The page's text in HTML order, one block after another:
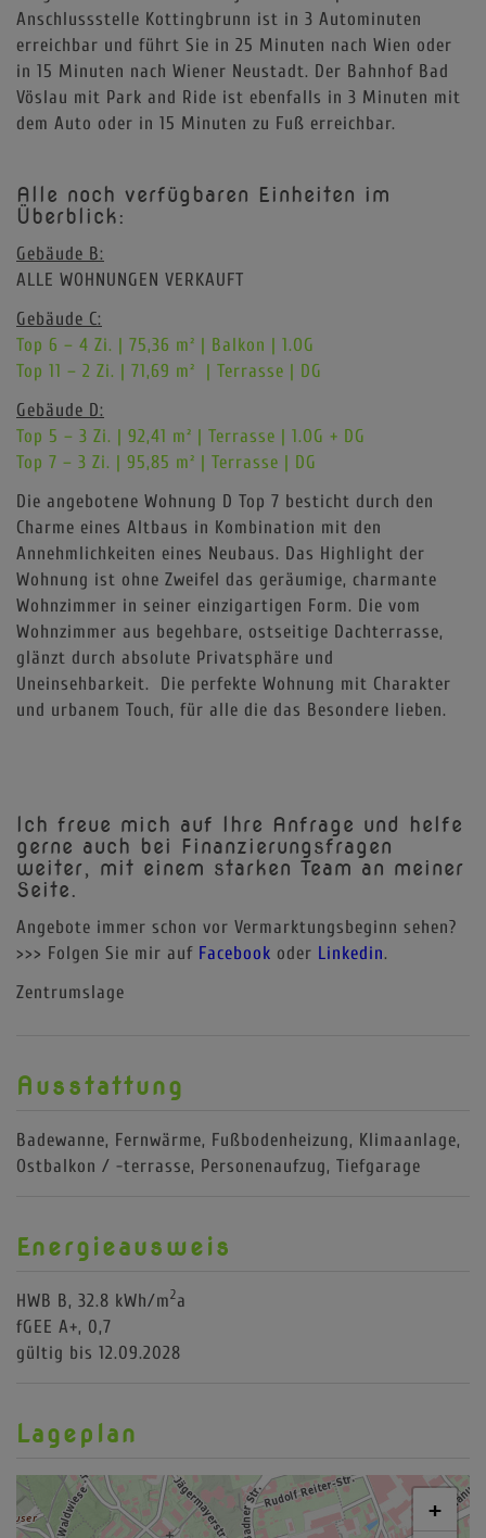
Anschlussstelle Kottingbrunn ist in 3 Autominuten
erreichbar und führt Sie in 25 Minuten nach Wien oder
in 15 Minuten nach Wiener Neustadt. Der Bahnhof Bad
Vöslau mit Park and Ride ist ebenfalls in 3 Minuten mit
dem Auto oder in 15 Minuten zu Fuß erreichbar.
Alle noch verfügbaren Einheiten im
Überblick:
Gebäude B:
ALLE WOHNUNGEN VERKAUFT
Gebäude C:
Top 6 – 4 Zi. | 75,36 m² | Balkon | 1.OG
Top 11 – 2 Zi. | 71,69 m² | Terrasse | DG
Gebäude D:
Top 5 – 3 Zi. | 92,41 m² | Terrasse | 1.OG + DG
Top 7 – 3 Zi. | 95,85 m² | Terrasse | DG
Die angebotene Wohnung D Top 7 besticht durch den
Charme eines Altbaus in Kombination mit den
Annehmlichkeiten eines Neubaus. Das Highlight der
Wohnung ist ohne Zweifel das geräumige, charmante
Wohnzimmer in seiner einzigartigen Form. Die vom
Wohnzimmer aus begehbare, ostseitige Dachterrasse,
glänzt durch absolute Privatsphäre und
Uneinsehbarkeit. Die perfekte Wohnung mit Charakter
und urbanem Touch, für alle die das Besondere lieben.
Ich freue mich auf Ihre Anfrage und helfe
gerne auch bei Finanzierungsfragen
weiter, mit einem starken Team an meiner
Seite.
Angebote immer schon vor Vermarktungsbeginn sehen?
>>> Folgen Sie mir auf Facebook oder Linkedin.
Zentrumslage
Ausstattung
Badewanne Fernwärme Fußbodenheizung
Klimaanlage
Ostbalkon / -terrasse Personenaufzug Tiefgarage
Energieausweis
HWB B, 32.8 kWh/m2a
fGEE A+, 0,7
gültig bis 12.09.2028
Lageplan
+